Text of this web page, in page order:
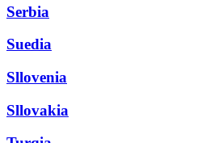
Serbia
Suedia
Sllovenia
Sllovakia